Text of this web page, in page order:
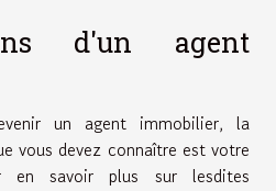
s d'un agent
un agent immobilier, la
vous devez connaître est votre
en savoir plus sur lesdites